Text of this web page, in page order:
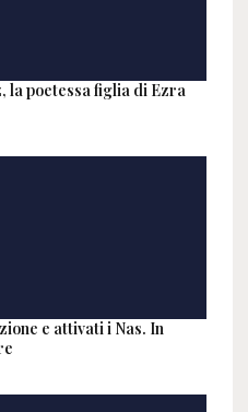
la poetessa figlia di Ezra
e attivati i Nas. In